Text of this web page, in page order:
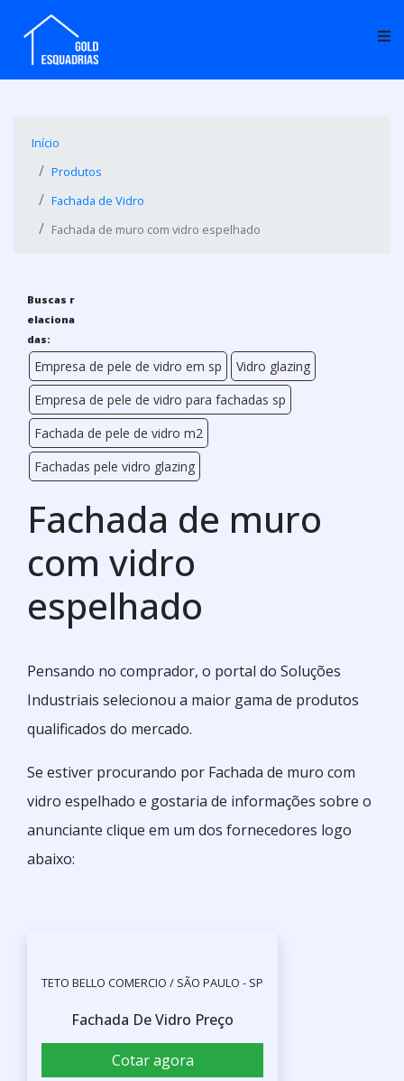
Início
Produtos
Fachada de Vidro
Fachada de muro com vidro espelhado
Buscas r
elaciona
das:
Empresa de pele de vidro em sp
Vidro glazing
Empresa de pele de vidro para fachadas sp
Fachada de pele de vidro m2
Fachadas pele vidro glazing
Fachada de muro
com vidro
espelhado
Pensando no comprador, o portal do Soluções
Industriais selecionou a maior gama de produtos
qualificados do mercado.
Se estiver procurando por Fachada de muro com
vidro espelhado e gostaria de informações sobre o
anunciante clique em um dos fornecedores logo
abaixo:
TETO BELLO COMERCIO / SÃO PAULO - SP
Fachada De Vidro Preço
Cotar agora